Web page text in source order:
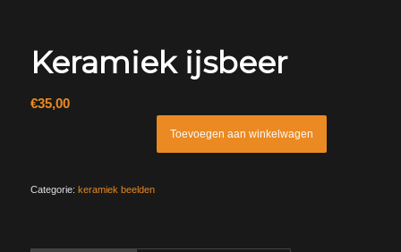
Keramiek ijsbeer
€35,00
Toevoegen aan winkelwagen
Categorie: keramiek beelden